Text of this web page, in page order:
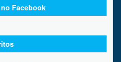
Facebook